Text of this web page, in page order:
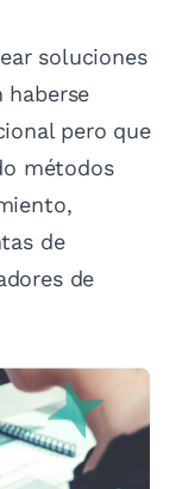
soluciones
haberse
pero que
métodos
de
de